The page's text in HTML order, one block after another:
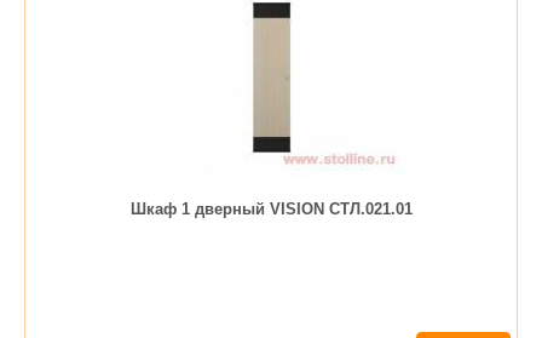
Шкаф 1 дверный VISION СТЛ.021.01